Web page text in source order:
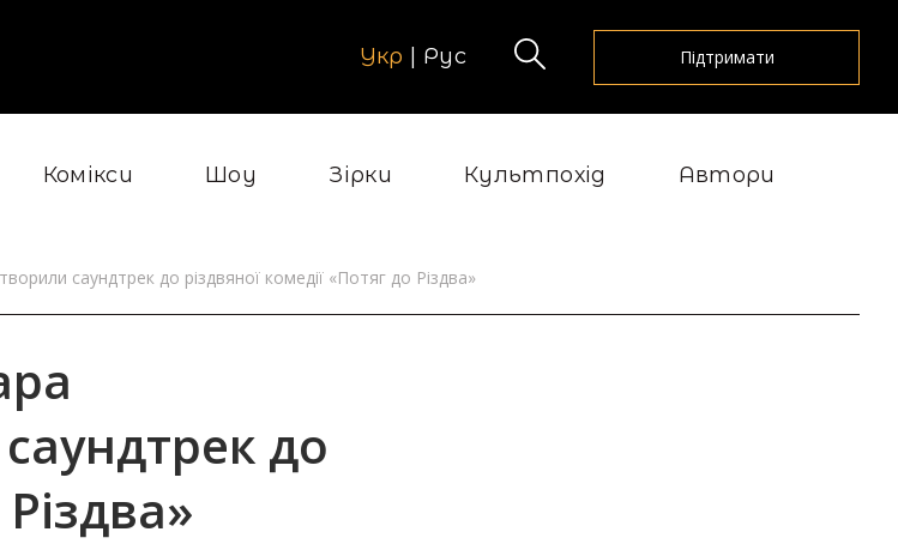
Укр Рус Підтримати
Комікси Шоу Зірки Культпохід Автори
саундтрек до різдвяної комедії «Потяг до Різдва»
до